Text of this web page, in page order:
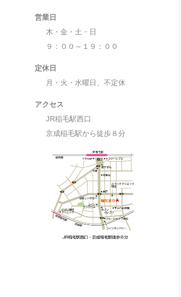
営業日
木・金・土・日
９：００～１９：００
定休日
月・火・水曜日、不定休
アクセス
JR稲毛駅西口
京成稲毛駅から徒歩８分